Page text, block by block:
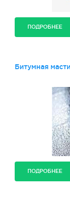
ПОДРОБНЕЕ
Битумная
ПОДРОБНЕЕ